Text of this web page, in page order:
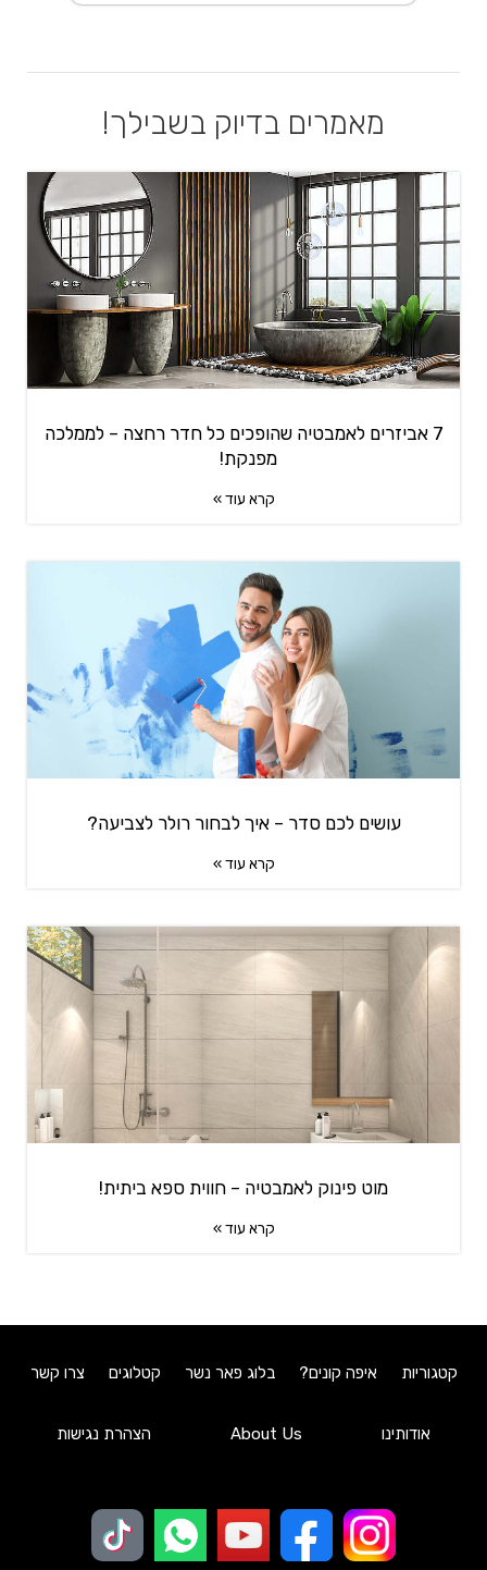
מאמרים בדיוק בשבילך!
7 אביזרים לאמבטיה שהופכים כל חדר רחצה – לממלכה
מפנקת!
קרא עוד »
עושים לכם סדר – איך לבחור רולר לצביעה?
קרא עוד »
מוט פינוק לאמבטיה – חווית ספא ביתית!
קרא עוד »
קטגוריות איפה קונים? בלוג פאר נשר קטלוגים צרו קשר
אודותינו About Us הצהרת נגישות